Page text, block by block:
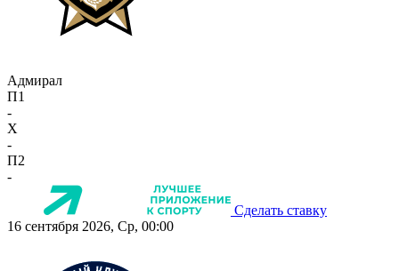
Адмирал
П1
-
X
-
П2
-
Сделать ставку
16 сентября 2026, Ср, 00:00